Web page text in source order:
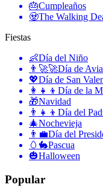
🎂Cumpleaños
🧟The Walking
Fiestas
👶Día del Niño
👨‍🚀🚀Día de
💖Día de San
👩‍👧‍👦 Día de la
🎁Navidad
👨‍👧‍👦 Día del
🎄Nochevieja
👨‍💼Día del
🥚🐇Pascua
🎃Halloween
Popular